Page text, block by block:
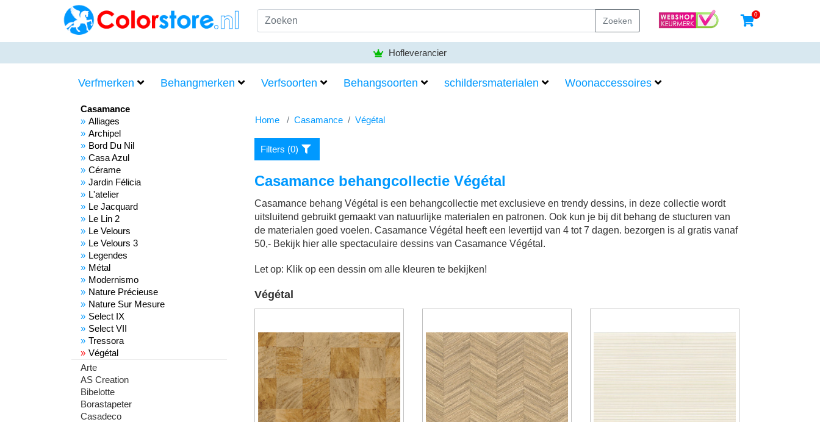
Zoeken
0
Bezorgen gratis vanaf50,- euro
Verfmerken Behangmerken Verfsoorten Behangsoorten schildersmaterialen Woonaccessoires
Casamance
Alliages
Archipel
Bord Du Nil
Casa Azul
Cérame
Jardin Félicia
L'atelier
Le Jacquard
Le Lin 2
Le Velours
Le Velours 3
Legendes
Métal
Modernismo
Nature Précieuse
Nature Sur Mesure
Select IX
Select VII
Tressora
Végétal
Arte
AS Creation
Bibelotte
Borastapeter
Casadeco
Home Casamance Végétal
Filters (0)
Casamance behangcollectie Végétal
Casamance behang Végétal is een behangcollectie met exclusieve en trendy dessins, in deze collectie wordt
uitsluitend gebruikt gemaakt van natuurlijke materialen en patronen. Ook kun je bij dit behang de stucturen van
de materialen goed voelen. Casamance Végétal heeft een levertijd van 4 tot 7 dagen. bezorgen is al gratis vanaf
50,- Bekijk hier alle spectaculaire dessins van Casamance Végétal.
Let op: Klik op een dessin om alle kleuren te bekijken!
Végétal